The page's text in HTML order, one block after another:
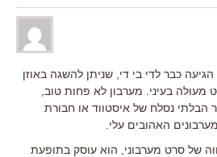
כבר לדי בי די, שניתן להשגה באוזן
מעולה בעיני. מערבון לא פחות טוב,
הבלתי נסלח של איסטווד או חבורת
האהובים עלי.
של סרט מערבוני, הוא עוסק בתופעת